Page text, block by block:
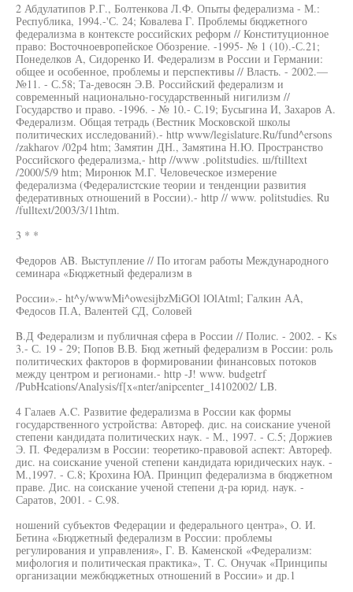
2 Абдулатипов Р.Г., Болтенкова Л.Ф. Опыты федерализма - М.:
Республика, 1994.-'С. 24; Ковалева Г. Проблемы бюджетного
федерализма в контексте российских реформ // Конституционное
право: Восточноевропейское Обозрение. -1995- № 1 (10).-С.21;
Понеделков А, Сидоренко И. Федерализм в России и Германии:
общее и особенное, проблемы и перспективы // Власть. - 2002.—
№11. - С.58; Та-девосян Э.В. Российский федерализм и
современный национально-государственный нигилизм //
Государство и право. -1996. - № 10.- С.19; Бусыгина И, Захаров А.
Федерализм. Общая тетрадь (Вестник Московской школы
политических исследований).- http www/legislature.Ru/fund^ersons
/zakharov /02р4 htm; Замятин ДН., Замятина Н.Ю. Пространство
Российского федерализма,- http //www .politstudies. ш/ftilltext
/2000/5/9 htm; Миронюк М.Г. Человеческое измерение
федерализма (Федералистские теории и тенденции развития
федеративных отношений в России).- http // www. politstudies. Ru
/fulltext/2003/3/11htm.
3 * *
Федоров AB. Выступление // По итогам работы Международного
семинара «Бюджетный федерализм в
России».- ht^y/wwwMi^owesijbzMiGOl lOlAtml; Галкин АА,
Федосов П.А, Валентей СД, Соловей
B.Д Федерализм и публичная сфера в России // Полис. - 2002. - Ks
3.- С. 19 - 29; Попов В.В. Бюд жетный федерализм в России: роль
политических факторов в формировании финансовых потоков
между центром и регионами.- http -J! www. budgetrf
/PubHcations/Analysis/f[x«nter/anipcenter_14102002/ LB.
4 Галаев A.C. Развитие федерализма в России как формы
государственного устройства: Автореф. дис. на соискание ученой
степени кандидата политических наук. - М., 1997. - С.5; Доржиев
Э. П. Федерализм в России: теоретико-правовой аспект: Автореф.
дис. на соискание ученой степени кандидата юридических наук. -
М.,1997. - С.8; Крохина ЮА. Принцип федерализма в бюджетном
праве. Дис. на соискание ученой степени д-ра юрид. наук. -
Саратов, 2001. - С.98.
ношений субъектов Федерации и федерального центра», О. И.
Бетина «Бюджетный федерализм в России: проблемы
регулирования и управления», Г. В. Каменской «Федерализм:
мифология и политическая практика», Т. С. Онучак «Принципы
организации межбюджетных отношений в России» и др.1